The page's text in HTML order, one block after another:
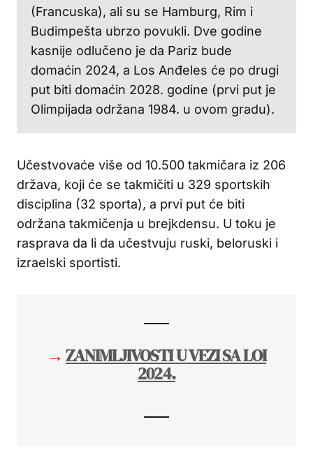
(Francuska), ali su se Hamburg, Rim i
Budimpešta ubrzo povukli. Dve godine
kasnije odlučeno je da Pariz bude
domaćin 2024, a Los Anđeles će po drugi
put biti domaćin 2028. godine (prvi put je
Olimpijada održana 1984. u ovom gradu).
Učestvovaće više od 10.500 takmičara iz 206
država, koji će se takmičiti u 329 sportskih
disciplina (32 sporta), a prvi put će biti
održana takmičenja u brejkdensu. U toku je
rasprava da li da učestvuju ruski, beloruski i
izraelski sportisti.
→ ZANIMLJIVOSTI U VEZI SA LOI
2024.